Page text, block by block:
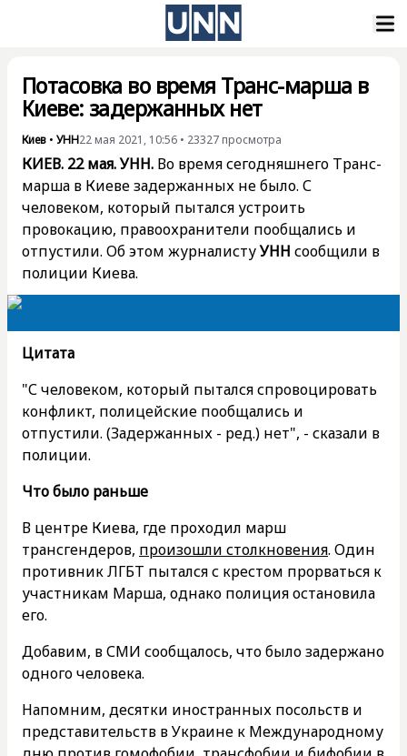
Потасовка во время Транс-марша в
Киеве: задержанных нет
Киев • УНН22 мая 2021, 10:56 • 23327 просмотра
КИЕВ. 22 мая. УНН. Во время сегодняшнего Транс-
марша в Киеве задержанных не было. С
человеком, который пытался устроить
провокацию, правоохранители пообщались и
отпустили. Об этом журналистуУНН сообщили в
полиции Киева.
Цитата
"С человеком, который пытался спровоцировать
конфликт, полицейские пообщались и
отпустили. (Задержанных - ред.) нет", - сказали в
полиции.
Что было раньше
В центре Киева, где проходил марш
трансгендеров, произошли столкновения. Один
противник ЛГБТ пытался с крестом прорваться к
участникам Марша, однако полиция остановила
его.
Добавим, в СМИ сообщалось, что было задержано
одного человека.
Напомним, десятки иностранных посольств и
представительств в Украине к Международному